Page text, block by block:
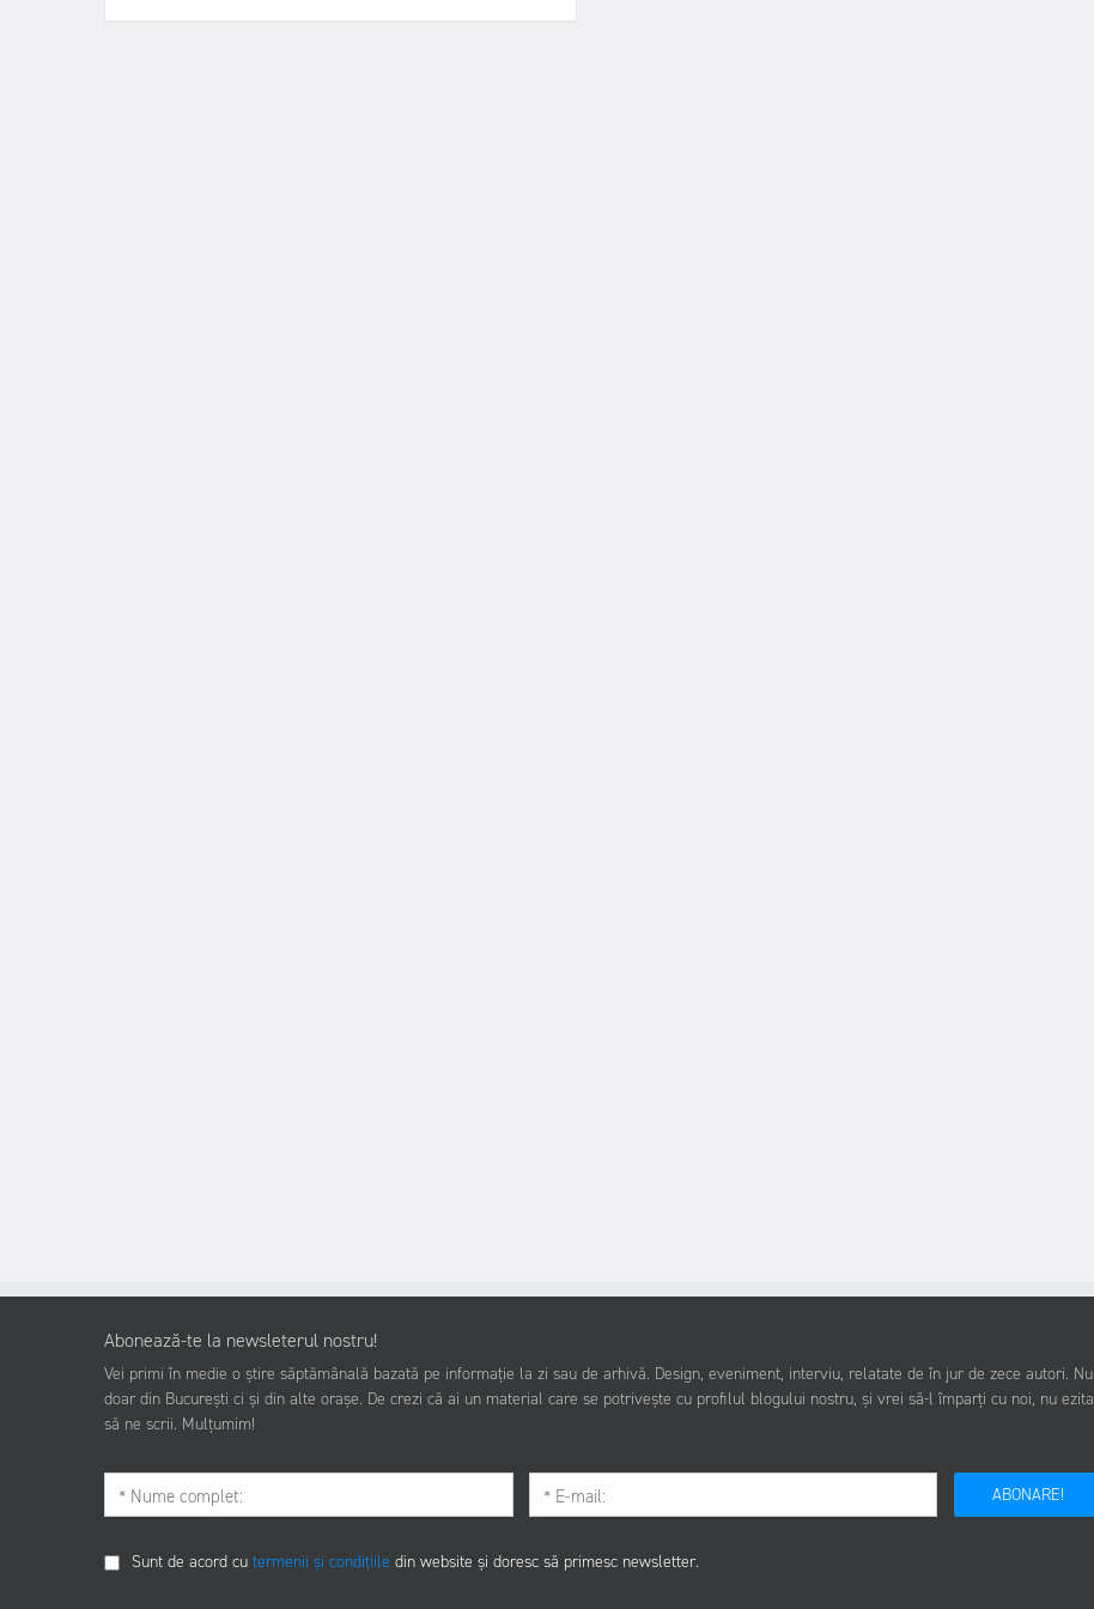
Abonează-te la newsleterul nostru!
Vei primi în medie o știre săptămânală bazată pe informație la zi sau de arhivă. Design, eveniment, interviu, relatate de în jur de zece autori. Nu
doar din București ci și din alte orașe. De crezi că ai un material care se potrivește cu profilul blogului nostru, și vrei să-l împarți cu noi, nu ezita
să ne scrii. Mulțumim!
ABONARE!
Sunt de acord cu termenii și condițiile din website și doresc să primesc newsletter.